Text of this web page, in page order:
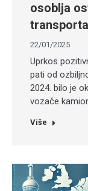
osoblja
22/01/2025
Uprkos
pati od
2024. bilo je
vozače
Više